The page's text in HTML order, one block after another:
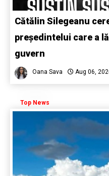
Cătălin Silegeanu
președintelui care a
guvern
Oana Sava Aug 06,
Top News